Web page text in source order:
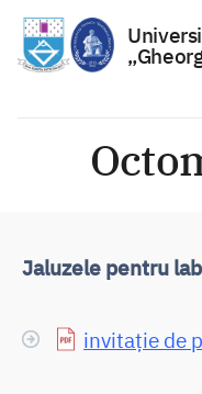
Jaluzele pentru
invitație de